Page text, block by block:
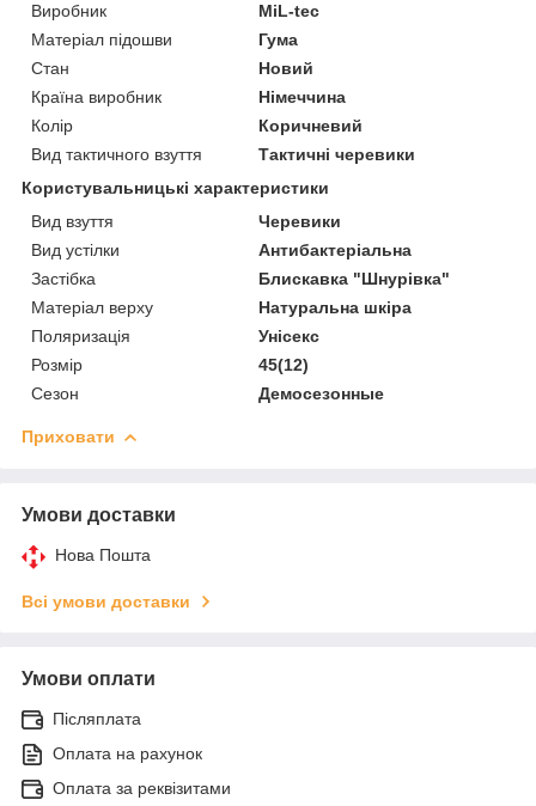
Виробник
MiL-tec
Матеріал підошви
Гума
Стан
Новий
Країна виробник
Німеччина
Колір
Коричневий
Вид тактичного взуття
Тактичні черевики
Користувальницькі характеристики
Вид взуття
Черевики
Вид устілки
Антибактеріальна
Застібка
Блискавка "Шнурівка"
Матеріал верху
Натуральна шкіра
Поляризація
Унісекс
Розмір
45(12)
Сезон
Демосезонные
Приховати
Умови доставки
Нова Пошта
Всі умови доставки
Умови оплати
Післяплата
Оплата на рахунок
Оплата за реквізитами